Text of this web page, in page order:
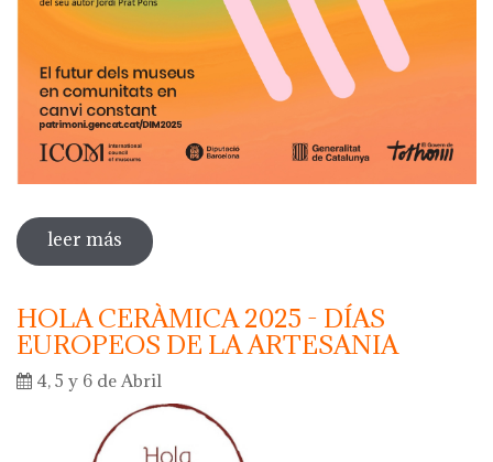
leer más sobre dia internacional de los museos
2025
HOLA CERÀMICA 2025 - DÍAS
EUROPEOS DE LA ARTESANIA
4, 5 y 6 de Abril